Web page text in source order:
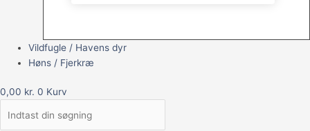
Vildfugle / Havens dyr
Høns / Fjerkræ
0,00 kr. 0 Kurv